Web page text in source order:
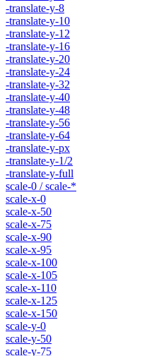
-translate-y-8
-translate-y-10
-translate-y-12
-translate-y-16
-translate-y-20
-translate-y-24
-translate-y-32
-translate-y-40
-translate-y-48
-translate-y-56
-translate-y-64
-translate-y-px
-translate-y-1/2
-translate-y-full
scale-0 / scale-*
scale-x-0
scale-x-50
scale-x-75
scale-x-90
scale-x-95
scale-x-100
scale-x-105
scale-x-110
scale-x-125
scale-x-150
scale-y-0
scale-y-50
scale-y-75